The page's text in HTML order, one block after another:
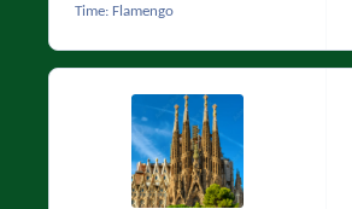
Time: Flamengo